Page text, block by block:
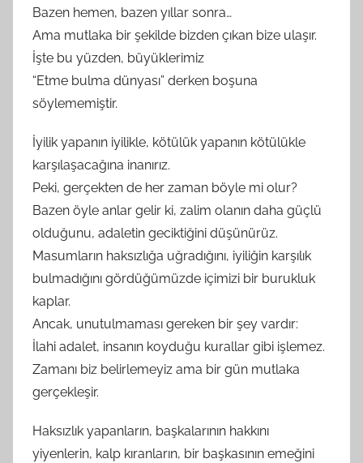
r
a
ı
a
Bazen hemen, bazen yıllar sonra…
Ama mutlaka bir şekilde bizden çıkan bize ulaşır.
İşte bu yüzden, büyüklerimiz
“Etme bulma dünyası” derken boşuna
söylememiştir.
İyilik yapanın iyilikle, kötülük yapanın kötülükle
karşılaşacağına inanırız.
Peki, gerçekten de her zaman böyle mi olur?
Bazen öyle anlar gelir ki, zalim olanın daha güçlü
olduğunu, adaletin geciktiğini düşünürüz.
Masumların haksızlığa uğradığını, iyiliğin karşılık
bulmadığını gördüğümüzde içimizi bir burukluk
kaplar.
Ancak, unutulmaması gereken bir şey vardır:
İlahi adalet, insanın koyduğu kurallar gibi işlemez.
Zamanı biz belirlemeyiz ama bir gün mutlaka
gerçekleşir.
Haksızlık yapanların, başkalarının hakkını
yiyenlerin, kalp kıranların, bir başkasının emeğini